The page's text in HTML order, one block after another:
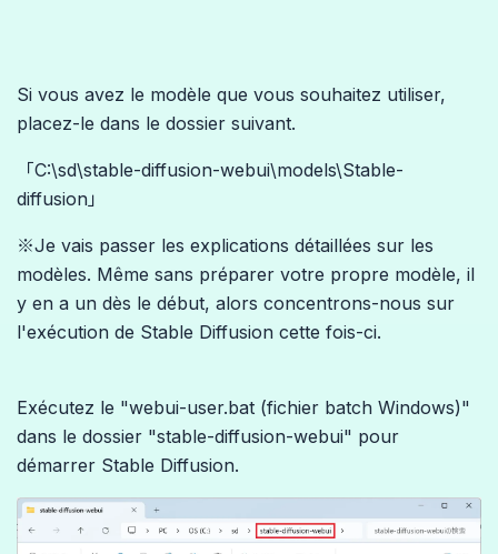
Si vous avez le modèle que vous souhaitez utiliser,
placez-le dans le dossier suivant.
「C:\sd\stable-diffusion-webui\models\Stable-
diffusion」
※Je vais passer les explications détaillées sur les
modèles. Même sans préparer votre propre modèle, il
y en a un dès le début, alors concentrons-nous sur
l'exécution de Stable Diffusion cette fois-ci.
Exécutez le "webui-user.bat (fichier batch Windows)"
dans le dossier "stable-diffusion-webui" pour
démarrer Stable Diffusion.